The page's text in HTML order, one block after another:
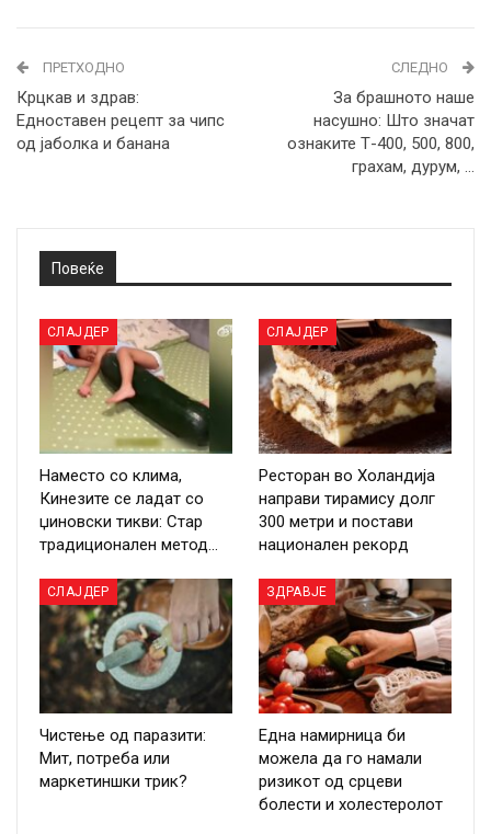
ПРЕТХОДНО
Крцкав и здрав:
Eдноставен рецепт за чипс
од јаболка и банана
СЛЕДНО
За брашното наше
насушно: Што значат
ознаките Т-400, 500, 800,
грахам, дурум, …
Повеќе
СЛАЈДЕР
Наместо со клима,
Кинезите се ладат со
џиновски тикви: Стар
традиционален метод…
СЛАЈДЕР
Ресторан во Холандија
направи тирамису долг
300 метри и постави
национален рекорд
СЛАЈДЕР
Чистење од паразити:
Мит, потреба или
маркетиншки трик?
ЗДРАВЈЕ
Една намирница би
можела да го намали
ризикот од срцеви
болести и холестеролот